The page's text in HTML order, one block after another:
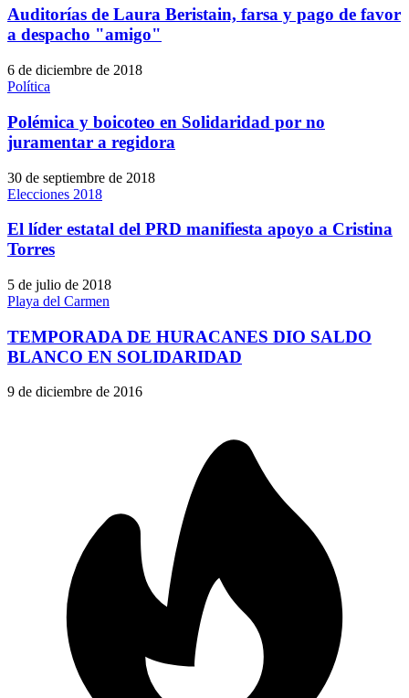
Auditorías de Laura Beristain, farsa y pago de favor
a despacho "amigo"
6 de diciembre de 2018
Política
Polémica y boicoteo en Solidaridad por no
juramentar a regidora
30 de septiembre de 2018
Elecciones 2018
El líder estatal del PRD manifiesta apoyo a Cristina
Torres
5 de julio de 2018
Playa del Carmen
TEMPORADA DE HURACANES DIO SALDO
BLANCO EN SOLIDARIDAD
9 de diciembre de 2016